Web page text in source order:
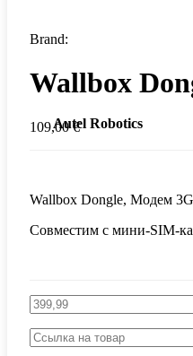
Autel Robotics
Brand:
Wallbox
109,00€
Wallbox Dongle, Модем
Совместим с мини-SIM-